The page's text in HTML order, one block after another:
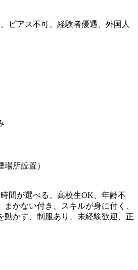
ピアス不可、経験者優遇、外国人
所設置）
間が選べる、高校生OK、年齢不
まかない付き、スキルが身に付く、
動かす、制服あり、未経験歓迎、正